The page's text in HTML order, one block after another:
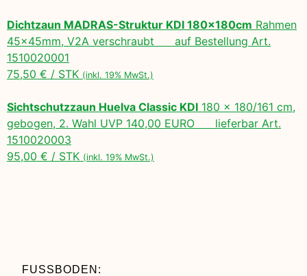
Dichtzaun MADRAS-Struktur KDI 180x180cm Rahmen
45x45mm, V2A verschraubt auf Bestellung Art.
1510020001
75,50 € / STK (inkl. 19% MwSt.)
Sichtschutzzaun Huelva Classic KDI 180 x 180/161 cm,
gebogen, 2. Wahl UVP 140,00 EURO lieferbar Art.
1510020003
95,00 € / STK (inkl. 19% MwSt.)
FUSSBODEN: